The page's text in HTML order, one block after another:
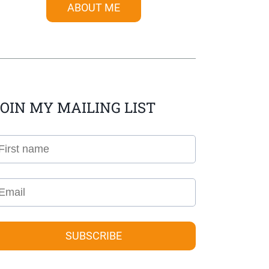
ABOUT ME
MY MAILING LIST
SUBSCRIBE